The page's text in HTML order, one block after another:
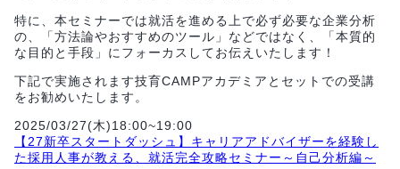
特に、本セミナーでは就活を進める上で必ず必要な企業分析
の、「方法論やおすすめのツール」などではなく、「本質的
な目的と手段」にフォーカスしてお伝えいたします！
下記で実施されます技育CAMPアカデミアとセットでの受講
をお勧めいたします。
2025/03/27(木)18:00~19:00
【27新卒スタートダッシュ】キャリアアドバイザーを経験し
た採用人事が教える、就活完全攻略セミナー～自己分析編～